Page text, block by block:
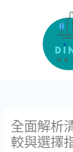
全面解析
較與選擇